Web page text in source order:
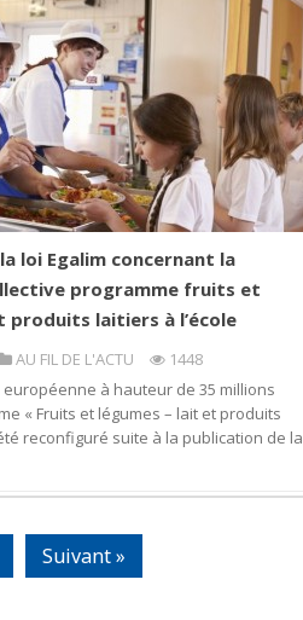
loi Egalim concernant la
programme fruits et
produits laitiers à l’école
AU FIL DE L'ACTU
1448
européenne à hauteur de 35 millions
« Fruits et légumes – lait et produits
reconfiguré suite à la publication de la
Suivant »